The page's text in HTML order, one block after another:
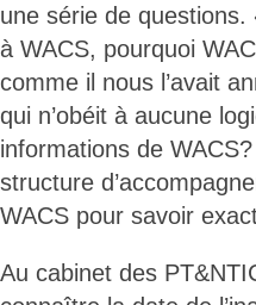
une série de
à WACS, pourquoi
comme il nous l’avait
qui n’obéit à aucune
informations de
structure
WACS pour savoir
Au cabinet des